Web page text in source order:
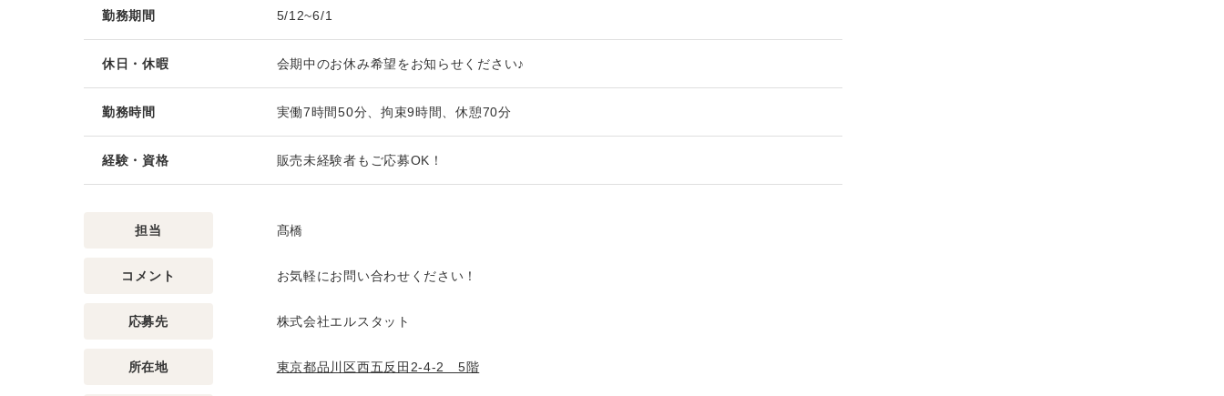
勤務期間 5/12~6/1
休日・休暇 会期中のお休み希望をお知らせください♪
勤務時間 実働7時間50分、拘束9時間、休憩70分
経験・資格 販売未経験者もご応募OK！
担当 髙橋
コメント お気軽にお問い合わせください！
応募先 株式会社エルスタット
所在地 東京都品川区西五反田2-4-2 5階